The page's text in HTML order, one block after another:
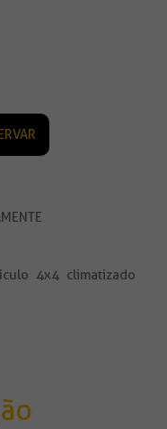
4x4 climatizado